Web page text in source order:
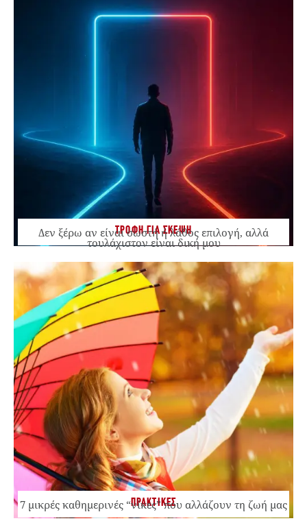
ΤΡΟΦΗ ΓΙΑ ΣΚΕΨΗ
Δεν ξέρω αν είναι σωστή ή λάθος επιλογή, αλλά
τουλάχιστον είναι δική μου
ΠΡΑΚΤΙΚΕΣ
7 μικρές καθημερινές “νίκες” που αλλάζουν τη ζωή μας